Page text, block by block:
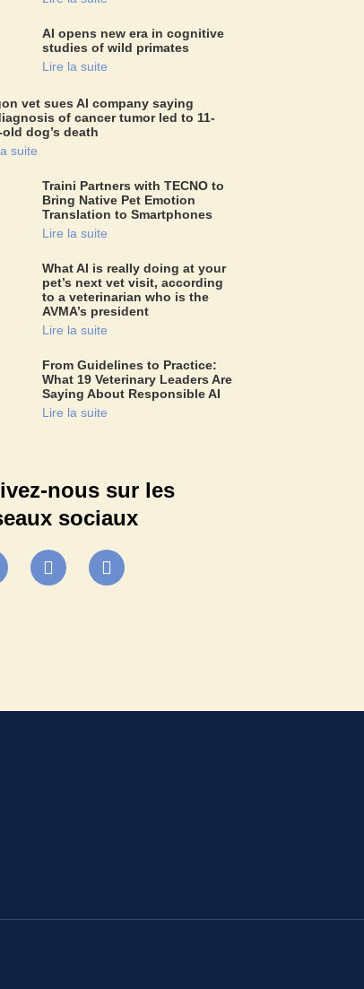
AI opens new era in cognitive
studies of wild primates
Lire la suite
vet sues AI company saying
of cancer tumor led to 11-
dog’s death
suite
Traini Partners with TECNO to
Bring Native Pet Emotion
Translation to Smartphones
Lire la suite
What AI is really doing at your
pet’s next vet visit, according
to a veterinarian who is the
AVMA’s president
Lire la suite
From Guidelines to Practice:
What 19 Veterinary Leaders Are
Saying About Responsible AI
Lire la suite
nous sur les
sociaux